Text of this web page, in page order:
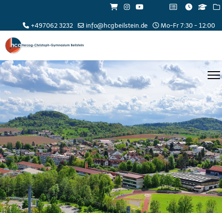
+497062 3232 info@hcgbeilstein.de Mo-Fr 7:30 - 12:00